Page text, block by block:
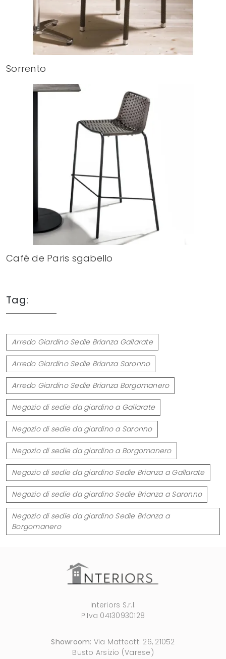
Sorrento
Café de Paris sgabello
Tag:
Arredo Giardino Sedie Brianza Gallarate
Arredo Giardino Sedie Brianza Saronno
Arredo Giardino Sedie Brianza Borgomanero
Negozio di sedie da giardino a Gallarate
Negozio di sedie da giardino a Saronno
Negozio di sedie da giardino a Borgomanero
Negozio di sedie da giardino Sedie Brianza a Gallarate
Negozio di sedie da giardino Sedie Brianza a Saronno
Negozio di sedie da giardino Sedie Brianza a
Borgomanero
Interiors S.r.l.
P.Iva 04130930128
Showroom: Via Matteotti 26, 21052
Busto Arsizio (Varese)